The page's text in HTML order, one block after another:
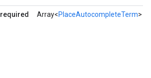
required Array<PlaceAutocompleteTerm>